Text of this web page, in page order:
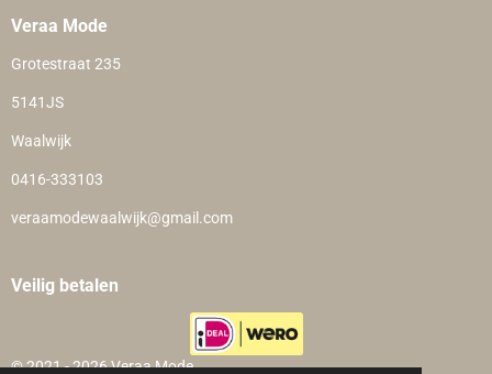
Veraa Mode
Grotestraat 235
5141JS
Waalwijk
0416-333103
veraamodewaalwijk@gmail.com
Veilig betalen
© 2021 - 2026 Veraa Mode